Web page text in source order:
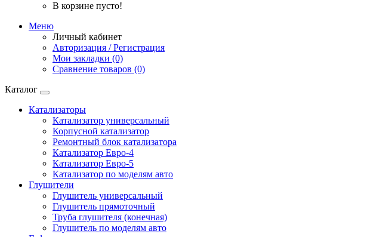
В корзине пусто!
Меню
Личный кабинет
Авторизация / Регистрация
Мои закладки (0)
Сравнение товаров (0)
Каталог
Катализаторы
Катализатор универсальный
Корпусной катализатор
Ремонтный блок катализатора
Катализатор Евро-4
Катализатор Евро-5
Катализатор по моделям авто
Глушители
Глушитель универсальный
Глушитель прямоточный
Труба глушителя (конечная)
Глушитель по моделям авто